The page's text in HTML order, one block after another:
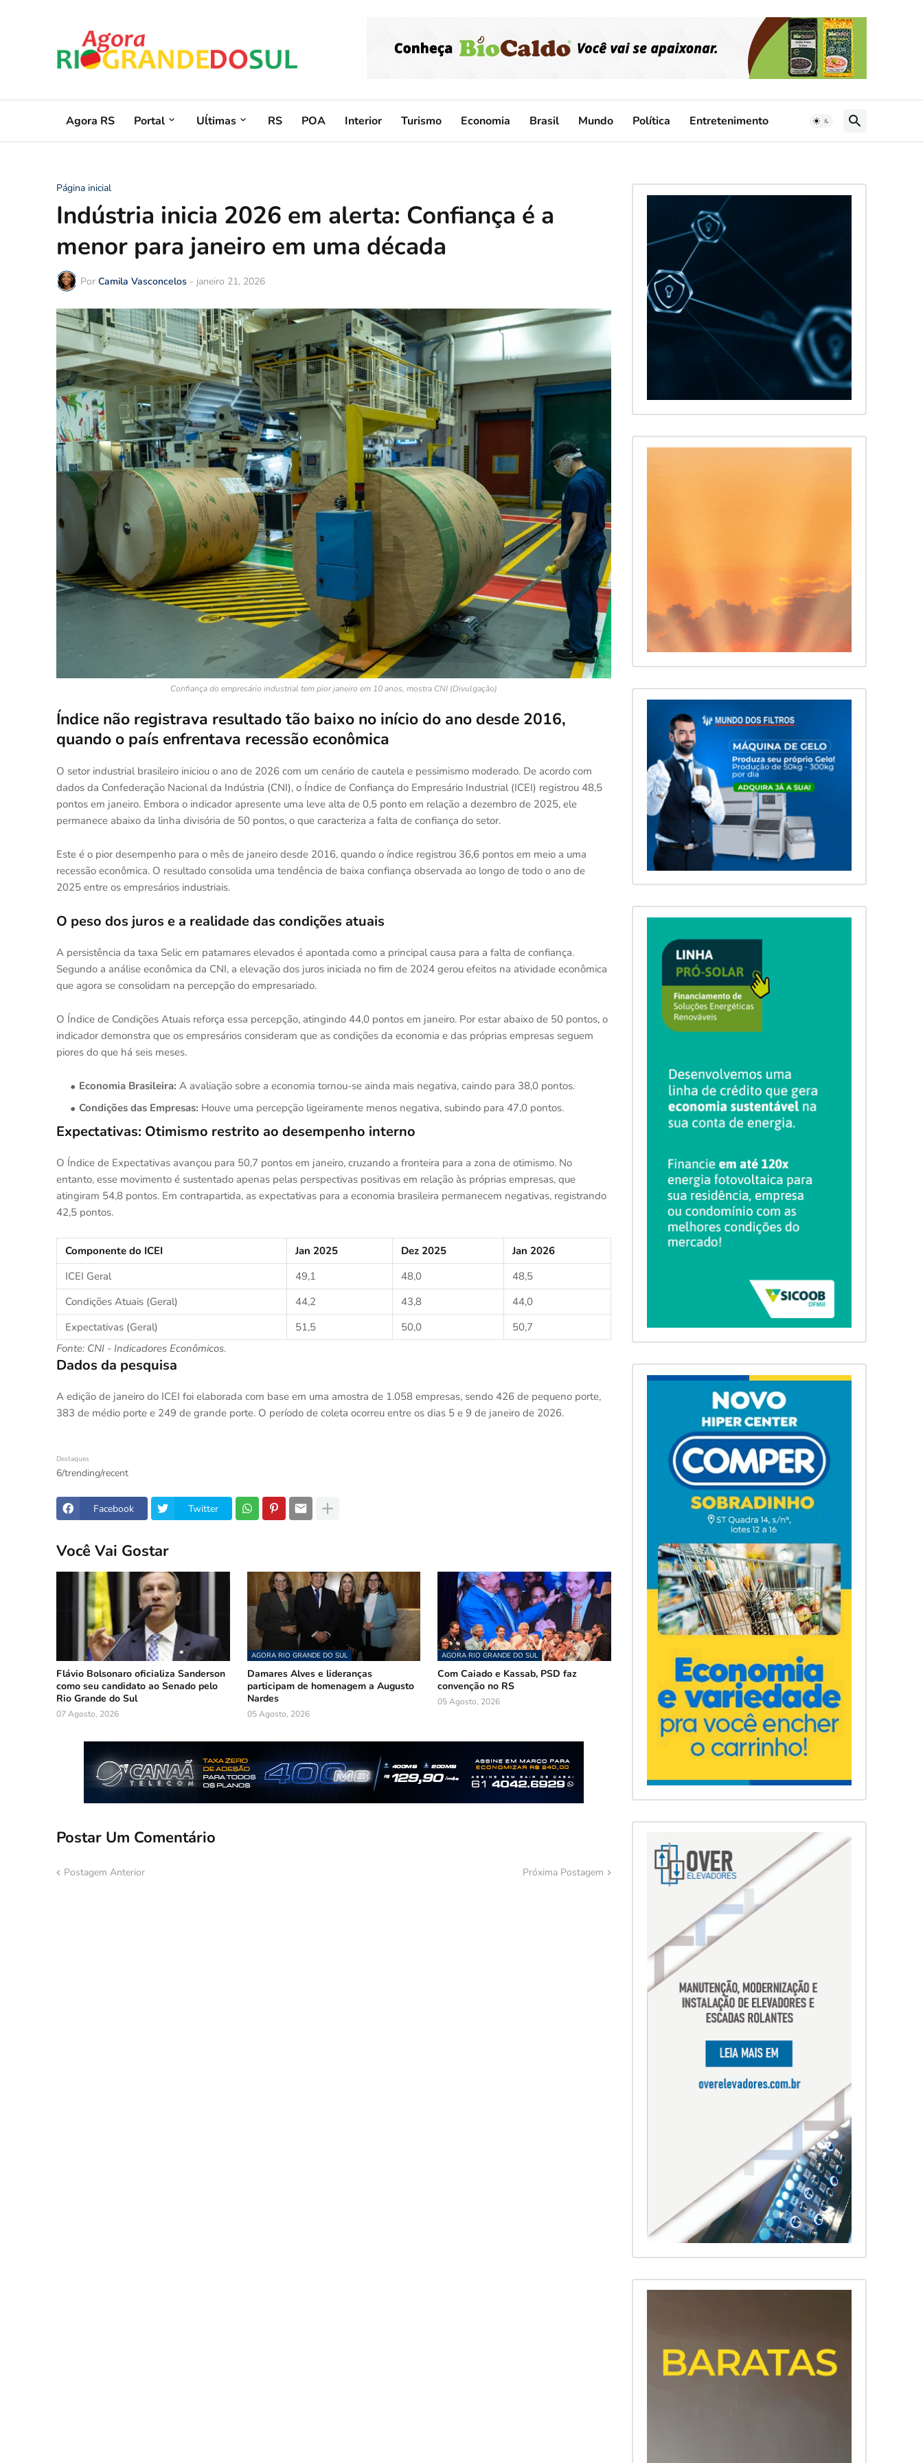
Agora RS Portal Uĺtimas RS POA Interior Turismo Economia Brasil Mundo Política Entretenimento
Página inicial
Indústria inicia 2026 em alerta: Confiança é a
menor para janeiro em uma década
Por Camila Vasconcelos - janeiro 21, 2026
Confiança do empresário industrial tem pior janeiro em 10 anos, mostra CNI (Divulgação)
Índice não registrava resultado tão baixo no início do ano desde 2016,
quando o país enfrentava recessão econômica
O setor industrial brasileiro iniciou o ano de 2026 com um cenário de cautela e pessimismo moderado. De acordo com
dados da Confederação Nacional da Indústria (CNI), o Índice de Confiança do Empresário Industrial (ICEI) registrou 48,5
pontos em janeiro. Embora o indicador apresente uma leve alta de 0,5 ponto em relação a dezembro de 2025, ele
permanece abaixo da linha divisória de 50 pontos, o que caracteriza a falta de confiança do setor.
Este é o pior desempenho para o mês de janeiro desde 2016, quando o índice registrou 36,6 pontos em meio a uma
recessão econômica. O resultado consolida uma tendência de baixa confiança observada ao longo de todo o ano de
2025 entre os empresários industriais.
O peso dos juros e a realidade das condições atuais
A persistência da taxa Selic em patamares elevados é apontada como a principal causa para a falta de confiança.
Segundo a análise econômica da CNI, a elevação dos juros iniciada no fim de 2024 gerou efeitos na atividade econômica
que agora se consolidam na percepção do empresariado.
O Índice de Condições Atuais reforça essa percepção, atingindo 44,0 pontos em janeiro. Por estar abaixo de 50 pontos, o
indicador demonstra que os empresários consideram que as condições da economia e das próprias empresas seguem
piores do que há seis meses.
Economia Brasileira: A avaliação sobre a economia tornou-se ainda mais negativa, caindo para 38,0 pontos.
Condições das Empresas: Houve uma percepção ligeiramente menos negativa, subindo para 47,0 pontos.
Expectativas: Otimismo restrito ao desempenho interno
O Índice de Expectativas avançou para 50,7 pontos em janeiro, cruzando a fronteira para a zona de otimismo. No
entanto, esse movimento é sustentado apenas pelas perspectivas positivas em relação às próprias empresas, que
atingiram 54,8 pontos. Em contrapartida, as expectativas para a economia brasileira permanecem negativas, registrando
42,5 pontos.
Componente do ICEI Jan 2025 Dez 2025
Jan 2026
ICEI Geral
49,1 48,0
48,5
Condições Atuais (Geral)
44,2 43,8
44,0
Expectativas (Geral)
51,5 50,0
50,7
Fonte: CNI - Indicadores Econômicos.
Dados da pesquisa
A edição de janeiro do ICEI foi elaborada com base em uma amostra de 1.058 empresas, sendo 426 de pequeno porte,
383 de médio porte e 249 de grande porte. O período de coleta ocorreu entre os dias 5 e 9 de janeiro de 2026.
Destaques
6/trending/recent
Facebook Twitter
Você Vai Gostar
Flávio Bolsonaro oficializa Sanderson
como seu candidato ao Senado pelo
Rio Grande do Sul
07 Agosto, 2026
AGORA RIO GRANDE DO SUL
Damares Alves e lideranças
participam de homenagem a Augusto
Nardes
05 Agosto, 2026
AGORA RIO GRANDE DO SUL
Com Caiado e Kassab, PSD faz
convenção no RS
05 Agosto, 2026
Postar Um Comentário
Postagem Anterior Próxima Postagem